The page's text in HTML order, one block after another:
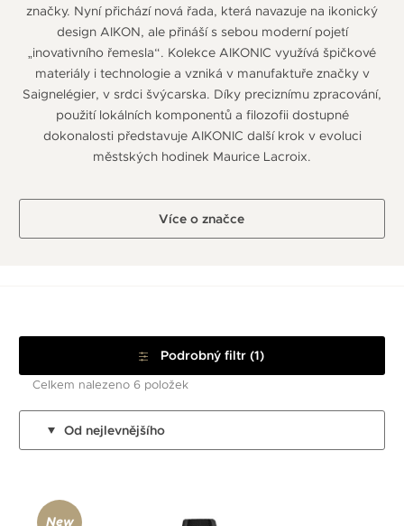
značky. Nyní přichází nová řada, která navazuje na ikonický
design AIKON, ale přináší s sebou moderní pojetí
„inovativního řemesla“. Kolekce AIKONIC využívá špičkové
materiály i technologie a vzniká v manufaktuře značky v
Saignelégier, v srdci švýcarska. Díky preciznímu zpracování,
použití lokálních komponentů a filozofii dostupné
dokonalosti představuje AIKONIC další krok v evoluci
městských hodinek Maurice Lacroix.
Více o značce
Podrobný filtr (1)
Celkem nalezeno 6 položek
Od nejlevnějšího
New